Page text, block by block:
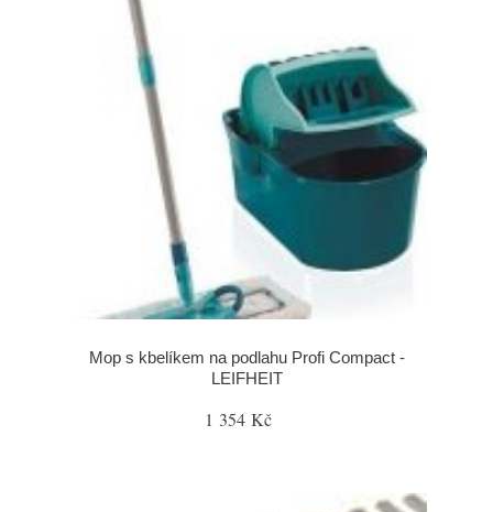
Mop s kbelíkem na podlahu Profi Compact -
LEIFHEIT
1 354 Kč